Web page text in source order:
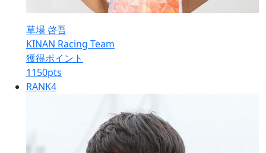
草場 啓吾
KINAN Racing Team
獲得ポイント
1150pts
RANK4